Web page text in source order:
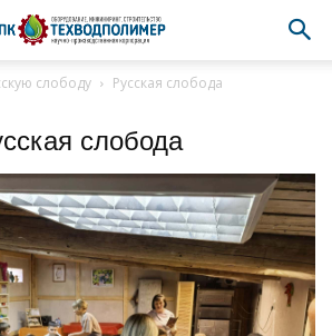
слободу Русская слобода
слобода